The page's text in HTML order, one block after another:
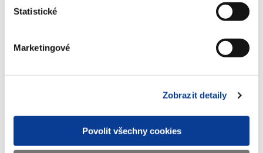
Statistické
Marketingové
Zobrazit detaily
Povolit všechny cookies